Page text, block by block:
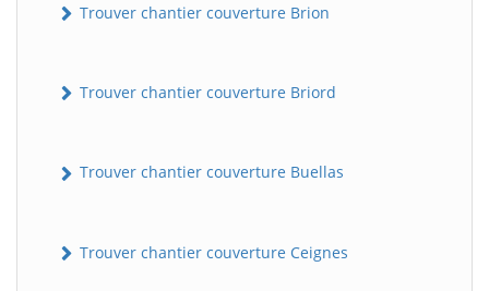
Trouver chantier couverture Brion
Trouver chantier couverture Briord
Trouver chantier couverture Buellas
Trouver chantier couverture Ceignes